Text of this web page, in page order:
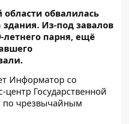
области обвалилась
Из-под завалов
летнего парня, ещё
Информатор со
центр Государственной
чрезвычайным